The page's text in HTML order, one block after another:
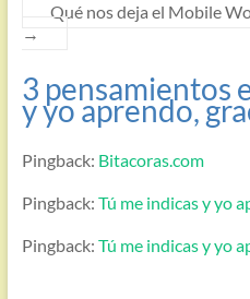
Qué nos deja el Mobile
→
3 pensamientos
y yo aprendo,
Pingback: Bitacoras.com
Pingback: Tú me indicas y yo
Pingback: Tú me indicas y yo